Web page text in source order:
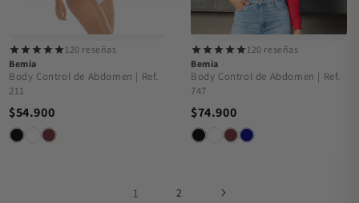
120 reseñas
Bemia
Body Control de Abdomen | Ref.
211
$54.900
120 reseñas
Bemia
Body Control de Abdomen | Ref.
747
$74.900
1 2